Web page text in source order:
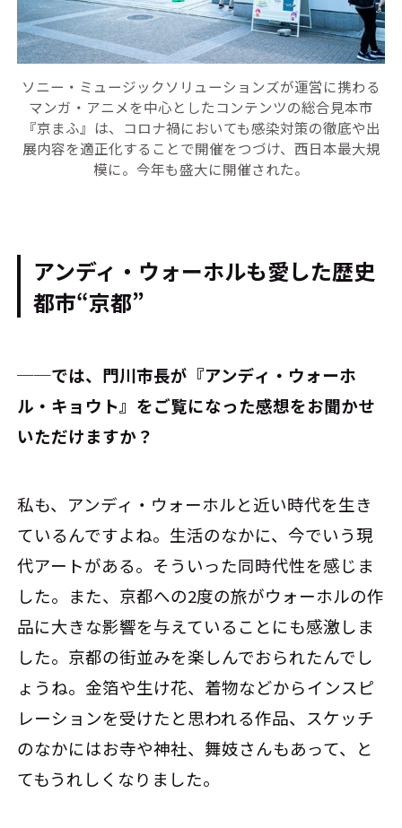
ソニー・ミュージックソリューションズが運営に携わる
マンガ・アニメを中心としたコンテンツの総合見本市
『京まふ』は、コロナ禍においても感染対策の徹底や出
展内容を適正化することで開催をつづけ、西日本最大規
模に。今年も盛大に開催された。
アンディ・ウォーホルも愛した歴史
都市“京都”
──では、門川市長が『アンディ・ウォーホ
ル・キョウト』をご覧になった感想をお聞かせ
いただけますか？
私も、アンディ・ウォーホルと近い時代を生き
ているんですよね。生活のなかに、今でいう現
代アートがある。そういった同時代性を感じま
した。また、京都への2度の旅がウォーホルの作
品に大きな影響を与えていることにも感激しま
した。京都の街並みを楽しんでおられたんでし
ょうね。金箔や生け花、着物などからインスピ
レーションを受けたと思われる作品、スケッチ
のなかにはお寺や神社、舞妓さんもあって、と
てもうれしくなりました。